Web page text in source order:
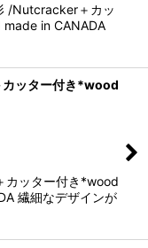
/Nutcracker＋カッ
in CANADA
カッター付き*wood
カッター付き*wood
繊細なデザインが